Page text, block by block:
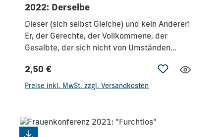
2022: Derselbe
Dieser (sich selbst Gleiche) und kein Anderer!
Er, der Gerechte, der Vollkommene, der
Gesalbte, der sich nicht von Umständen
sich selbst Gleichbleibende."Jesus Christus ist
derselbe gestern und heute und in Ewigkeit!"
ermutigen, gemeinsam mit ihm im Glauben
neue Schritte zu gehen.
Regulärer Preis:
2,50 €
Preise inkl. MwSt. zzgl. Versandkosten